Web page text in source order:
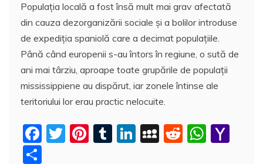
Populația locală a fost însă mult mai grav afectată
din cauza dezorganizării sociale și a bolilor introduse
de expediția spaniolă care a decimat populațiile.
Până când europenii s-au întors în regiune, o sută de
ani mai târziu, aproape toate grupările de populații
mississippiene au dispărut, iar zonele întinse ale
teritoriului lor erau practic nelocuite.
F
T
Pi T
Li M R
W